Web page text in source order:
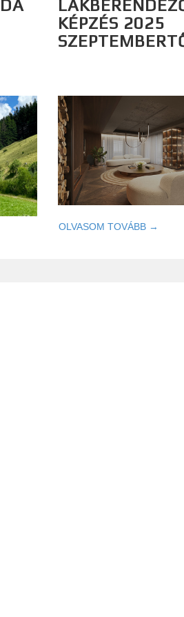
KÉPZÉS 2025
OLVASOM TOVÁBB →